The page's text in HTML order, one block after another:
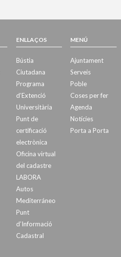
ENLLAÇOS
Bústia
Ciutadana
Programa
d’Extenció
Universitària
Punt de
certificació
electrònica
Oficina virtual
del cadastre
LABORA
Autos
Mediterráneo
Punt
d’Informació
Cadastral
MENÚ
Ajuntament
Serveis
Poble
Coses per fer
Agenda
Notícies
Porta a Porta